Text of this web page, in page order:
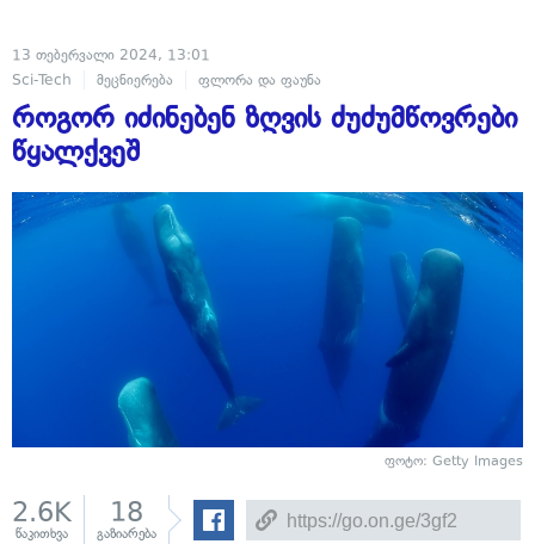
13 თებერვალი 2024, 13:01
Sci-Tech
მეცნიერება ფლორა და ფაუნა
როგორ იძინებენ ზღვის ძუძუმწოვრები
წყალქვეშ
ფოტო: Getty Images
2.6K
წაკითხვა
18
გაზიარება